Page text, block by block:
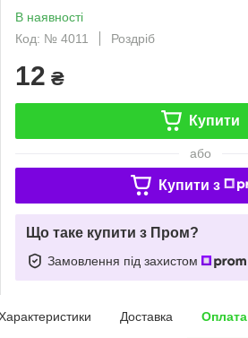
В наявності
Код: № 4011
Роздріб
12 ₴
Купити
або
Купити з
Що таке купити з Пром?
Замовлення під захистом
Доставка Оплата